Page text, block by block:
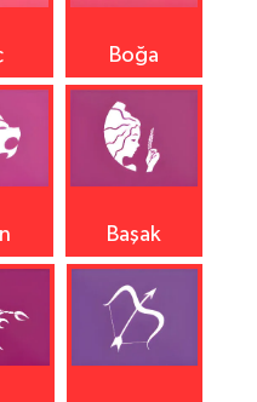
Boğa
Başak